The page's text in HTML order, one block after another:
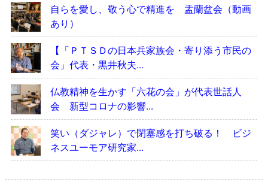
自らを愛し、敬う心で精進を 盂蘭盆会（動画
あり）
【「ＰＴＳＤの日本兵家族会・寄り添う市民の
会」代表・黒井秋夫...
仏教精神を生かす「六花の会」が代表世話人
会 新型コロナの影響...
笑い（ダジャレ）で閉塞感を打ち破る！ ビジ
ネスユーモア研究家...